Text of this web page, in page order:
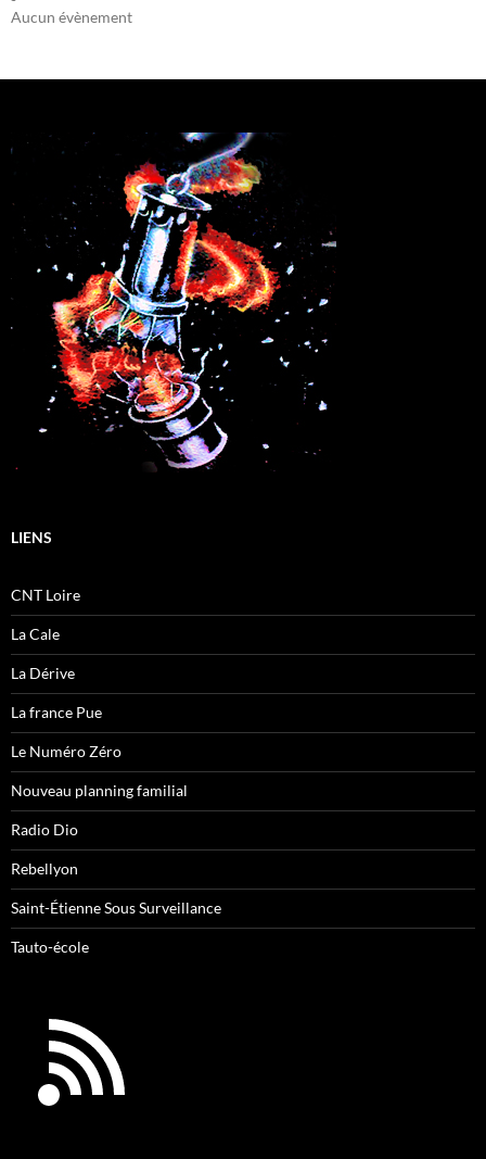
Aucun évènement
LIENS
CNT Loire
La Cale
La Dérive
La france Pue
Le Numéro Zéro
Nouveau planning familial
Radio Dio
Rebellyon
Saint-Étienne Sous Surveillance
Tauto-école